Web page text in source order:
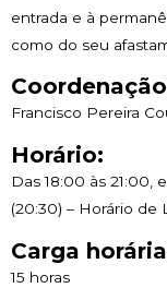
entrada e à
como do seu
Francisco Pereira
Horário:
Das 18:00 às 21:00,
(20:30) – Horário de
Carga
15 horas